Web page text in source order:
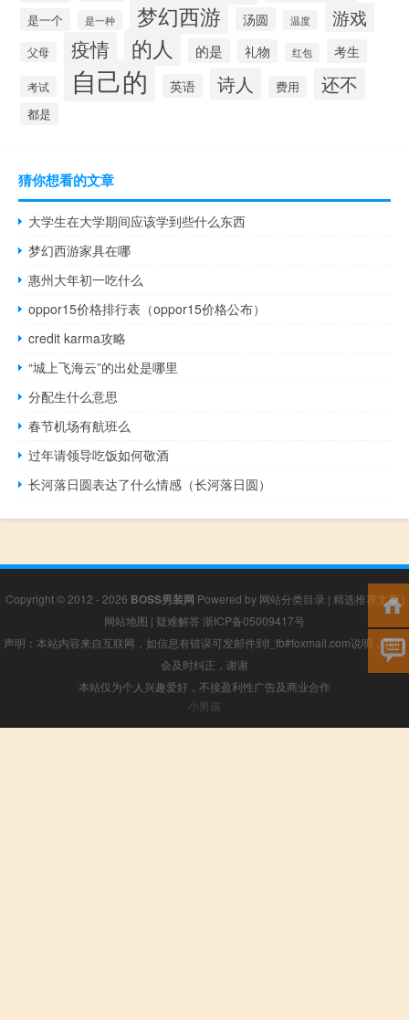
是一个 是一种 梦幻西游 汤圆 温度 游戏
父母 疫情 的人 的是 礼物 红包 考生
考试 自己的 英语 诗人 费用 还不
都是
猜你想看的文章
大学生在大学期间应该学到些什么东西
梦幻西游家具在哪
惠州大年初一吃什么
oppor15价格排行表（oppor15价格公布）
credit karma攻略
“城上飞海云”的出处是哪里
分配生什么意思
春节机场有航班么
过年请领导吃饭如何敬酒
长河落日圆表达了什么情感（长河落日圆）
Copyright © 2012 - 2026 BOSS男装网 Powered by 网站分类目录 | 精选推荐文章|
网站地图 | 疑难解答 浙ICP备05009417号
声明：本站内容来自互联网，如信息有错误可发邮件到f_fb#foxmail.com说明，我们
会及时纠正，谢谢
本站仅为个人兴趣爱好，不接盈利性广告及商业合作
小男孩